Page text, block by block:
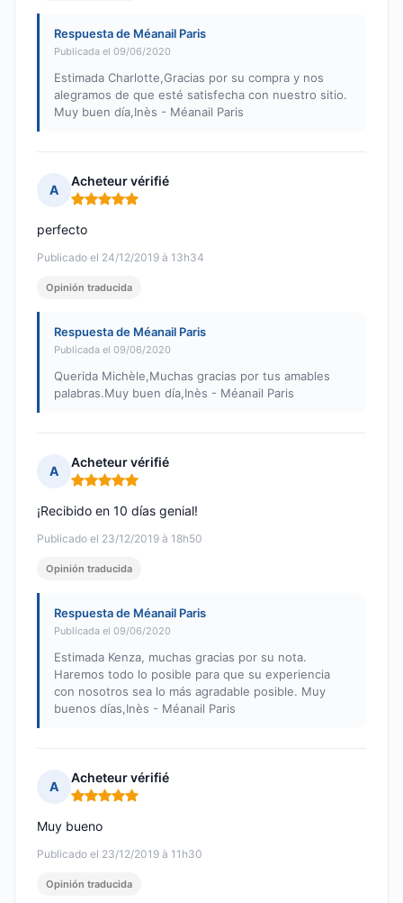
Respuesta de Méanail Paris
Publicada el 09/06/2020
Estimada Charlotte,Gracias por su compra y nos
alegramos de que esté satisfecha con nuestro sitio.
Muy buen día,Inès - Méanail Paris
A
Acheteur vérifié
Nota: 5 de 5
Publicado el 24/12/2019 à 13h34
perfecto
Opinión traducida
Respuesta de Méanail Paris
Publicada el 09/06/2020
Querida Michèle,Muchas gracias por tus amables
palabras.Muy buen día,Inès - Méanail Paris
A
Acheteur vérifié
Nota: 5 de 5
Publicado el 23/12/2019 à 18h50
¡Recibido en 10 días genial!
Opinión traducida
Respuesta de Méanail Paris
Publicada el 09/06/2020
Estimada Kenza, muchas gracias por su nota.
Haremos todo lo posible para que su experiencia
con nosotros sea lo más agradable posible. Muy
buenos días,Inès - Méanail Paris
A
Acheteur vérifié
Nota: 5 de 5
Publicado el 23/12/2019 à 11h30
Muy bueno
Opinión traducida